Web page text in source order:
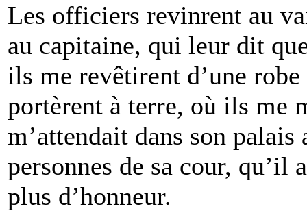
Les officiers revinrent au
au capitaine, qui leur dit
ils me revêtirent d’une
portèrent à terre, où ils me
m’attendait dans son
personnes de sa cour, qu’il
plus d’honneur.